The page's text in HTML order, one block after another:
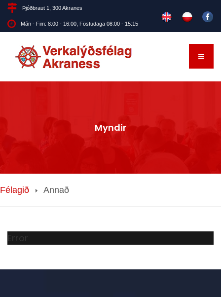
Þjóðbraut 1, 300 Akranes
Mán - Fim: 8:00 - 16:00, Föstudaga 08:00 - 15:15
Myndir
Félagið Annað
Error